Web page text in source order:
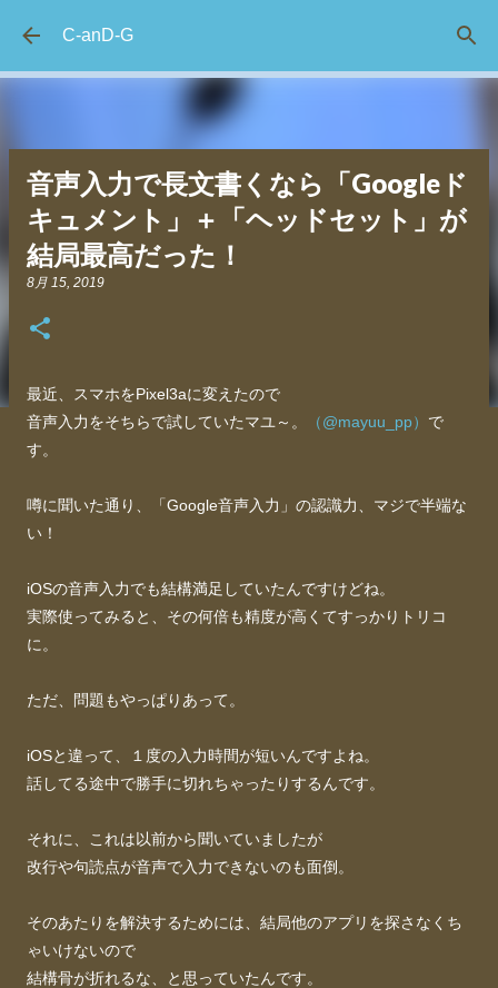
C-anD-G
音声入力で長文書くなら「Googleド
キュメント」＋「ヘッドセット」が
結局最高だった！
8月 15, 2019
最近、スマホをPixel3aに変えたので
音声入力をそちらで試していたマユ～。
（@mayuu_pp） で
す。
噂に聞いた通り、「Google音声入力」の認識力、マジで半端な
い！
iOSの音声入力でも結構満足していたんですけどね。
実際使ってみると、その何倍も精度が高くてすっかりトリコ
に。
ただ、問題もやっぱりあって。
iOSと違って、１度の入力時間が短いんですよね。
話してる途中で勝手に切れちゃったりするんです。
それに、これは以前から聞いていましたが
改行や句読点が音声で入力できないのも面倒。
そのあたりを解決するためには、結局他のアプリを探さなくち
ゃいけないので
結構骨が折れるな、と思っていたんです。